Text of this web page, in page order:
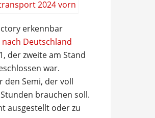
erkennbar
Deutschland
der zweite am Stand
war.
den Semi, der voll
brauchen soll.
ausgestellt oder zu